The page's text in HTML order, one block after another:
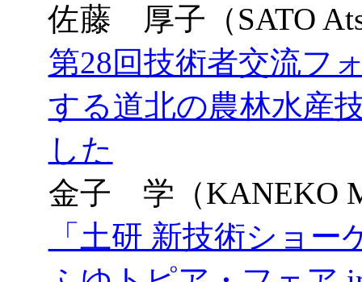
佐藤 厚子（SATO
第28回技術者交流フ
する道北の農林水産
した
金子 学（KANEKO
「土研 新技術ショー